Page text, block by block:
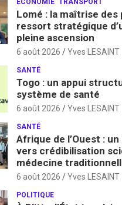
ECONOMIE TRANSPORT
Lomé : la maîtrise des
ressort stratégique
pleine ascension
6 août 2026 Yves LESAINT
SANTÉ
Togo : un appui
système de santé
6 août 2026 Yves LESAINT
SANTÉ
Afrique de l’Ouest :
vers crédibilisation
médecine
6 août 2026 Yves LESAINT
POLITIQUE